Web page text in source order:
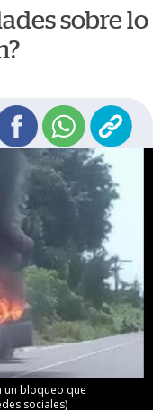
sobre lo
un bloqueo que
sociales)